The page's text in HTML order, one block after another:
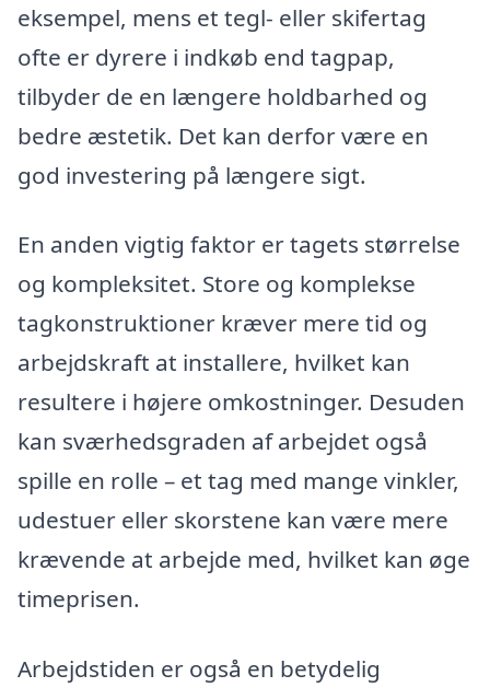
eksempel, mens et tegl- eller skifertag
ofte er dyrere i indkøb end tagpap,
tilbyder de en længere holdbarhed og
bedre æstetik. Det kan derfor være en
god investering på længere sigt.
En anden vigtig faktor er tagets størrelse
og kompleksitet. Store og komplekse
tagkonstruktioner kræver mere tid og
arbejdskraft at installere, hvilket kan
resultere i højere omkostninger. Desuden
kan sværhedsgraden af arbejdet også
spille en rolle – et tag med mange vinkler,
udestuer eller skorstene kan være mere
krævende at arbejde med, hvilket kan øge
timeprisen.
Arbejdstiden er også en betydelig